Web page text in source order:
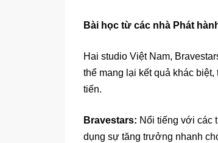
Bài học từ các nhà Phát
Hai studio Việt Nam,
thể mang lại kết quả khác
tiến.
Bravestars: Nổi tiếng với các
dụng sự tăng trưởng nhanh